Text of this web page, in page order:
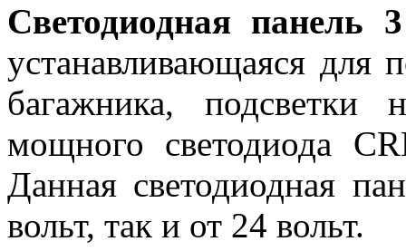
Светодиодная
устанавливающаяся для
багажника,
мощного светодиода
Данная светодиодная
вольт, так и от 24 вольт.